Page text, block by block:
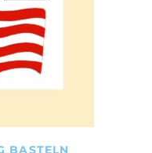
BASTELN